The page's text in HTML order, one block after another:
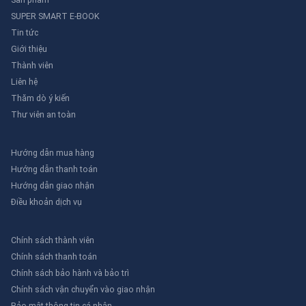
SUPER SMART E-BOOK
Tin tức
Giới thiệu
Thành viên
Liên hệ
Thăm dò ý kiến
Thư viên an toàn
Hướng dẫn mua hàng
Hướng dẫn thanh toán
Hướng dẫn giao nhận
Điều khoản dịch vụ
Chính sách thành viên
Chính sách thanh toán
Chính sách bảo hành và bảo trì
Chính sách vận chuyển vào giao nhận